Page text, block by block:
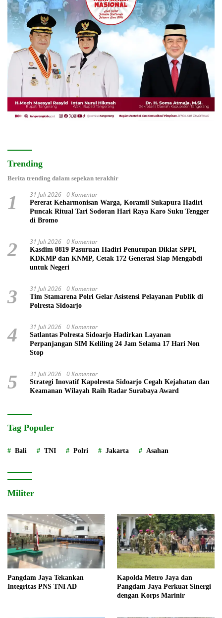
Trending
Berita trending dalam sepekan terakhir
1 31 Juli 2026 0 Komentar
Pererat Keharmonisan Warga, Koramil Sukapura Hadiri
Puncak Ritual Tari Sodoran Hari Raya Karo Suku Tengger
di Bromo
2 31 Juli 2026 0 Komentar
Kasdim 0819 Pasuruan Hadiri Penutupan Diklat SPPI,
KDKMP dan KNMP, Cetak 172 Generasi Siap Mengabdi
untuk Negeri
3 31 Juli 2026 0 Komentar
Tim Stamarena Polri Gelar Asistensi Pelayanan Publik di
Polresta Sidoarjo
4 31 Juli 2026 0 Komentar
Satlantas Polresta Sidoarjo Hadirkan Layanan
Perpanjangan SIM Keliling 24 Jam Selama 17 Hari Non
Stop
5 31 Juli 2026 0 Komentar
Strategi Inovatif Kapolresta Sidoarjo Cegah Kejahatan dan
Keamanan Wilayah Raih Radar Surabaya Award
Tag Populer
Bali TNI Polri Jakarta Asahan
Militer
Pangdam Jaya Tekankan
Integritas PNS TNI AD
Kapolda Metro Jaya dan
Pangdam Jaya Perkuat Sinergi
dengan Korps Marinir